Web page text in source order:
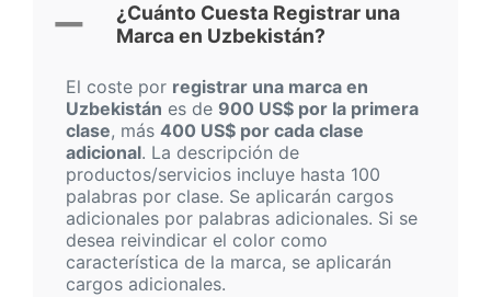
¿Cuánto Cuesta Registrar una
Marca en Uzbekistán?
El coste por registrar una marca en
Uzbekistán es de 900 US$ por la primera
clase, más 400 US$ por cada clase
adicional. La descripción de
productos/servicios incluye hasta 100
palabras por clase. Se aplicarán cargos
adicionales por palabras adicionales. Si se
desea reivindicar el color como
característica de la marca, se aplicarán
cargos adicionales.